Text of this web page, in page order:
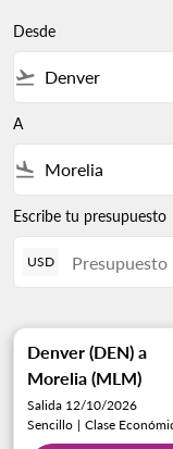
Desde
flight_takeoff
A
flight_land
Escribe tu presupuesto
USD
Denver (DEN) a
Morelia (MLM)
Salida 12/10/2026
Sencillo | Clase